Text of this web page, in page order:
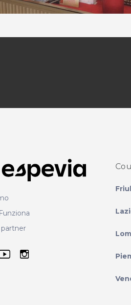
su facebook
seguici su youtube
seguici su